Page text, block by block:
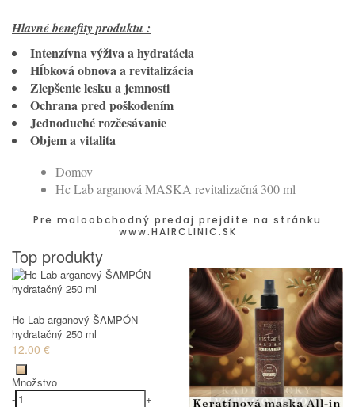
Hlavné benefity produktu :
Intenzívna výživa a hydratácia
Hĺbková obnova a revitalizácia
Zlepšenie lesku a jemnosti
Ochrana pred poškodením
Jednoduché rozčesávanie
Objem a vitalita
Domov
Hc Lab arganová MASKA revitalizačná 300 ml
Pre maloobchodný predaj prejdite na stránku
www.HAIRCLINIC.SK
Top produkty
Hc Lab arganový ŠAMPÓN
hydratačný 250 ml
12.00 €
Množstvo
-
+